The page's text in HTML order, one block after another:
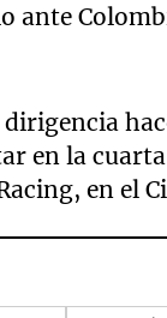
ante
en la
en el